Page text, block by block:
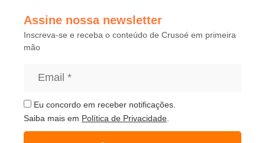
Assine nossa newsletter
Inscreva-se e receba o conteúdo de Crusoé em primeira
mão
Eu concordo em receber notificações.
Saiba mais em Política de Privacidade